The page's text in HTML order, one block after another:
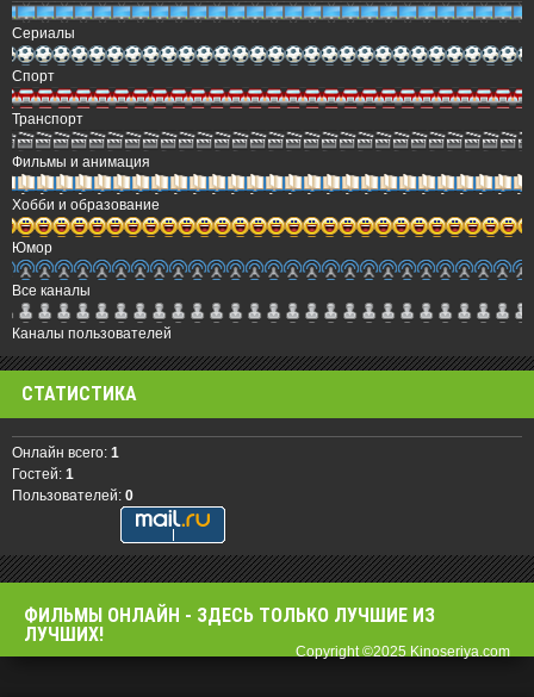
Сериалы
Спорт
Транспорт
Фильмы и анимация
Хобби и образование
Юмор
Все каналы
Каналы пользователей
СТАТИСТИКА
Онлайн всего: 1
Гостей: 1
Пользователей: 0
ФИЛЬМЫ OНЛАЙН - ЗДЕСЬ ТОЛЬКО ЛУЧШИЕ ИЗ
ЛУЧШИХ!
Copyright ©2025 Kinoseriya.com